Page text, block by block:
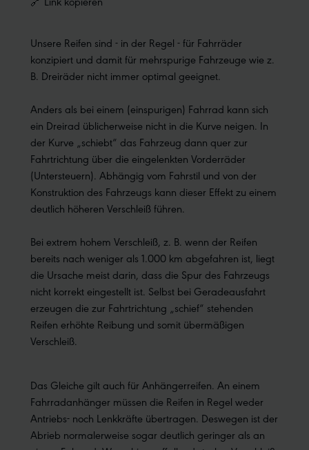
Unsere Reifen sind - in der Regel - für Fahrräder
konzipiert und damit für mehrspurige Fahrzeuge wie z.
B. Dreiräder nicht immer optimal geeignet.
Anders als bei einem (einspurigen) Fahrrad kann sich
ein Dreirad üblicherweise nicht in die Kurve neigen. In
der Kurve „schiebt“ das Fahrzeug dann quer zur
Fahrtrichtung über die eingelenkten Vorderräder
(Untersteuern). Abhängig vom Fahrstil und von der
Konstruktion des Fahrzeugs kann dieser Effekt zu einem
deutlich höheren Verschleiß führen.
Bei extrem hohem Verschleiß, z. B. wenn der Reifen
bereits nach weniger als 1.000 km abgefahren ist, liegt
die Ursache meist darin, dass die Spur des Fahrzeugs
nicht korrekt eingestellt ist. Selbst bei Geradeausfahrt
erzeugen die zur Fahrtrichtung „schief“ stehenden
Reifen erhöhte Reibung und somit übermäßigen
Verschleiß.
Das Gleiche gilt auch für Anhängerreifen. An einem
Fahrradanhänger müssen die Reifen in Regel weder
Antriebs- noch Lenkkräfte übertragen. Deswegen ist der
Abrieb normalerweise sogar deutlich geringer als an